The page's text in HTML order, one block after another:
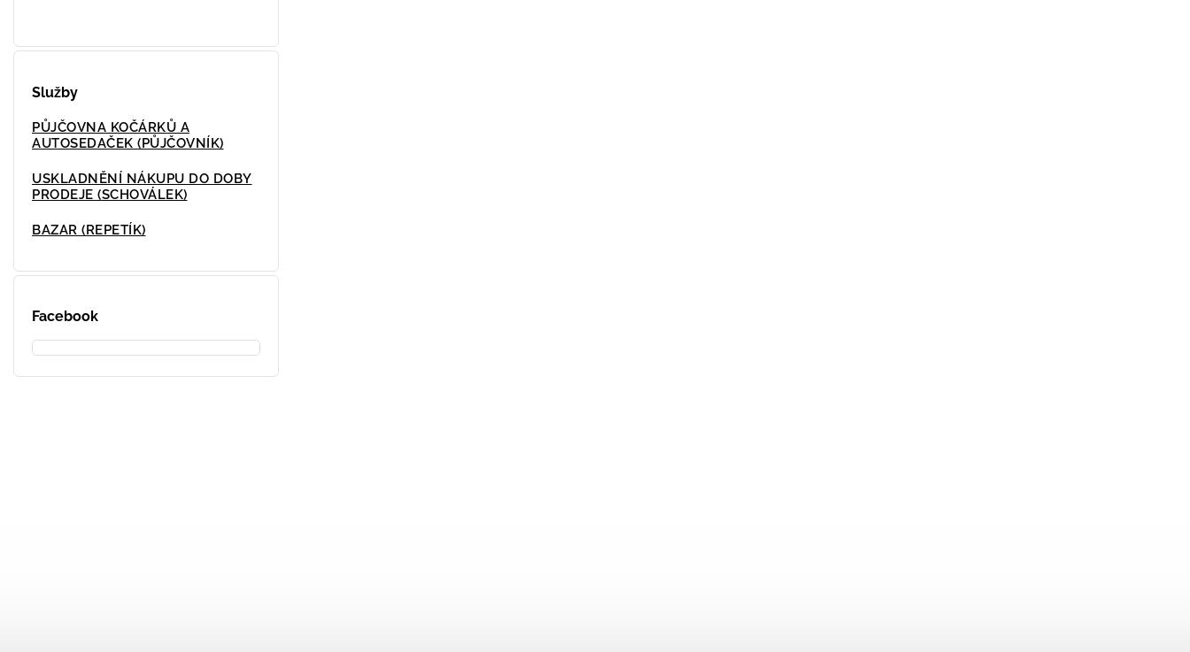
Služby
PŮJČOVNA KOČÁRKŮ A
AUTOSEDAČEK (PŮJČOVNÍK)
USKLADNĚNÍ NÁKUPU DO DOBY
PRODEJE (SCHOVÁLEK)
BAZAR (REPETÍK)
Facebook